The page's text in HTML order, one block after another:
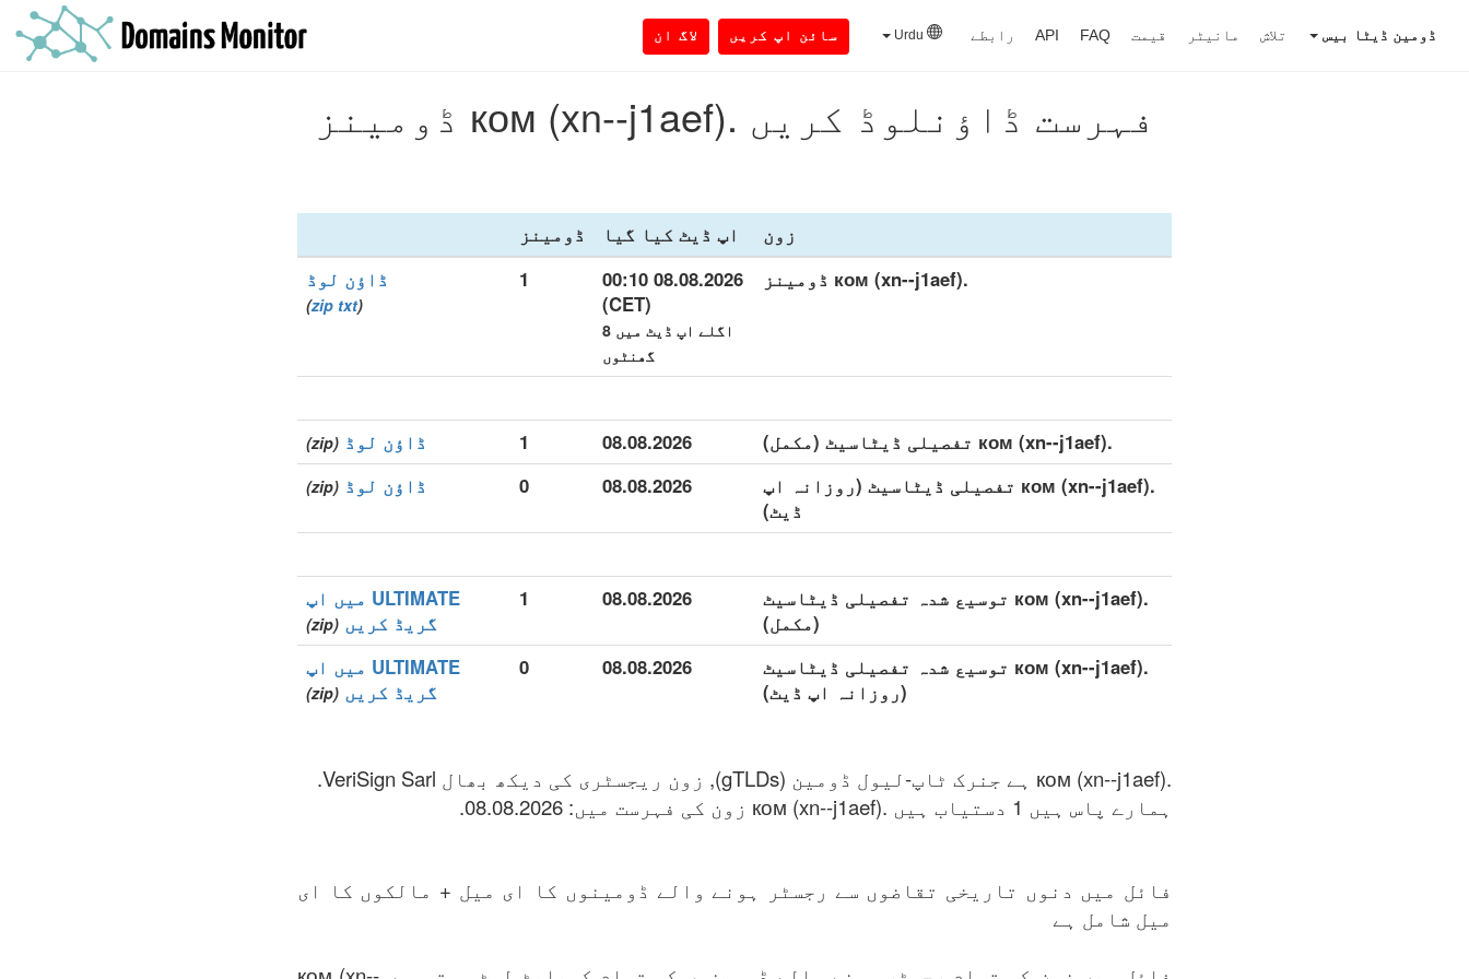
ڈومین ڈیٹا بیس تلاش مانیٹر قیمت FAQ
API رابطے سائن اپ کریں لاگ ان
فہرست ڈاؤنلوڈ کریں .ком (xn--j1aef) ڈومینز
زون اپ ڈیٹ کیا گیا
ڈومینز
.ком (xn--j1aef) ڈومینز
08.08.2026 00:10
(CET)
اگلے اپ ڈیٹ میں 8
گھنٹوں
1 ڈاؤن لوڈ
(
zip txt
)
.ком (xn--j1aef) تفصیلی ڈیٹاسیٹ (مکمل) 08.08.2026
1 ڈاؤن لوڈ (zip)
.ком (xn--j1aef) تفصیلی ڈیٹاسیٹ (روزانہ اپ
ڈیٹ)
08.08.2026
0 ڈاؤن لوڈ (zip)
.ком (xn--j1aef) توسیع شدہ تفصیلی ڈیٹاسیٹ
(مکمل)
08.08.2026
1
ULTIMATE میں اپ
گریڈ کریں (zip)
.ком (xn--j1aef) توسیع شدہ تفصیلی ڈیٹاسیٹ
(روزانہ اپ ڈیٹ)
08.08.2026
0
ULTIMATE میں اپ
گریڈ کریں (zip)
.ком (xn--j1aef) ہے جنرک ٹاپ-لیول ڈومین (gTLDs), زون ریجسٹری کی دیکھ بھال VeriSign Sarl.
ہمارے پاس ہیں 1 دستیاب ہیں .ком (xn--j1aef) زون کی فہرست میں: 08.08.2026.
فائل میں دنوں تاریخی تقاضوں سے رجسٹر ہونے والے ڈومینوں کا ای میل + مالکوں کا ای
میل شامل ہے